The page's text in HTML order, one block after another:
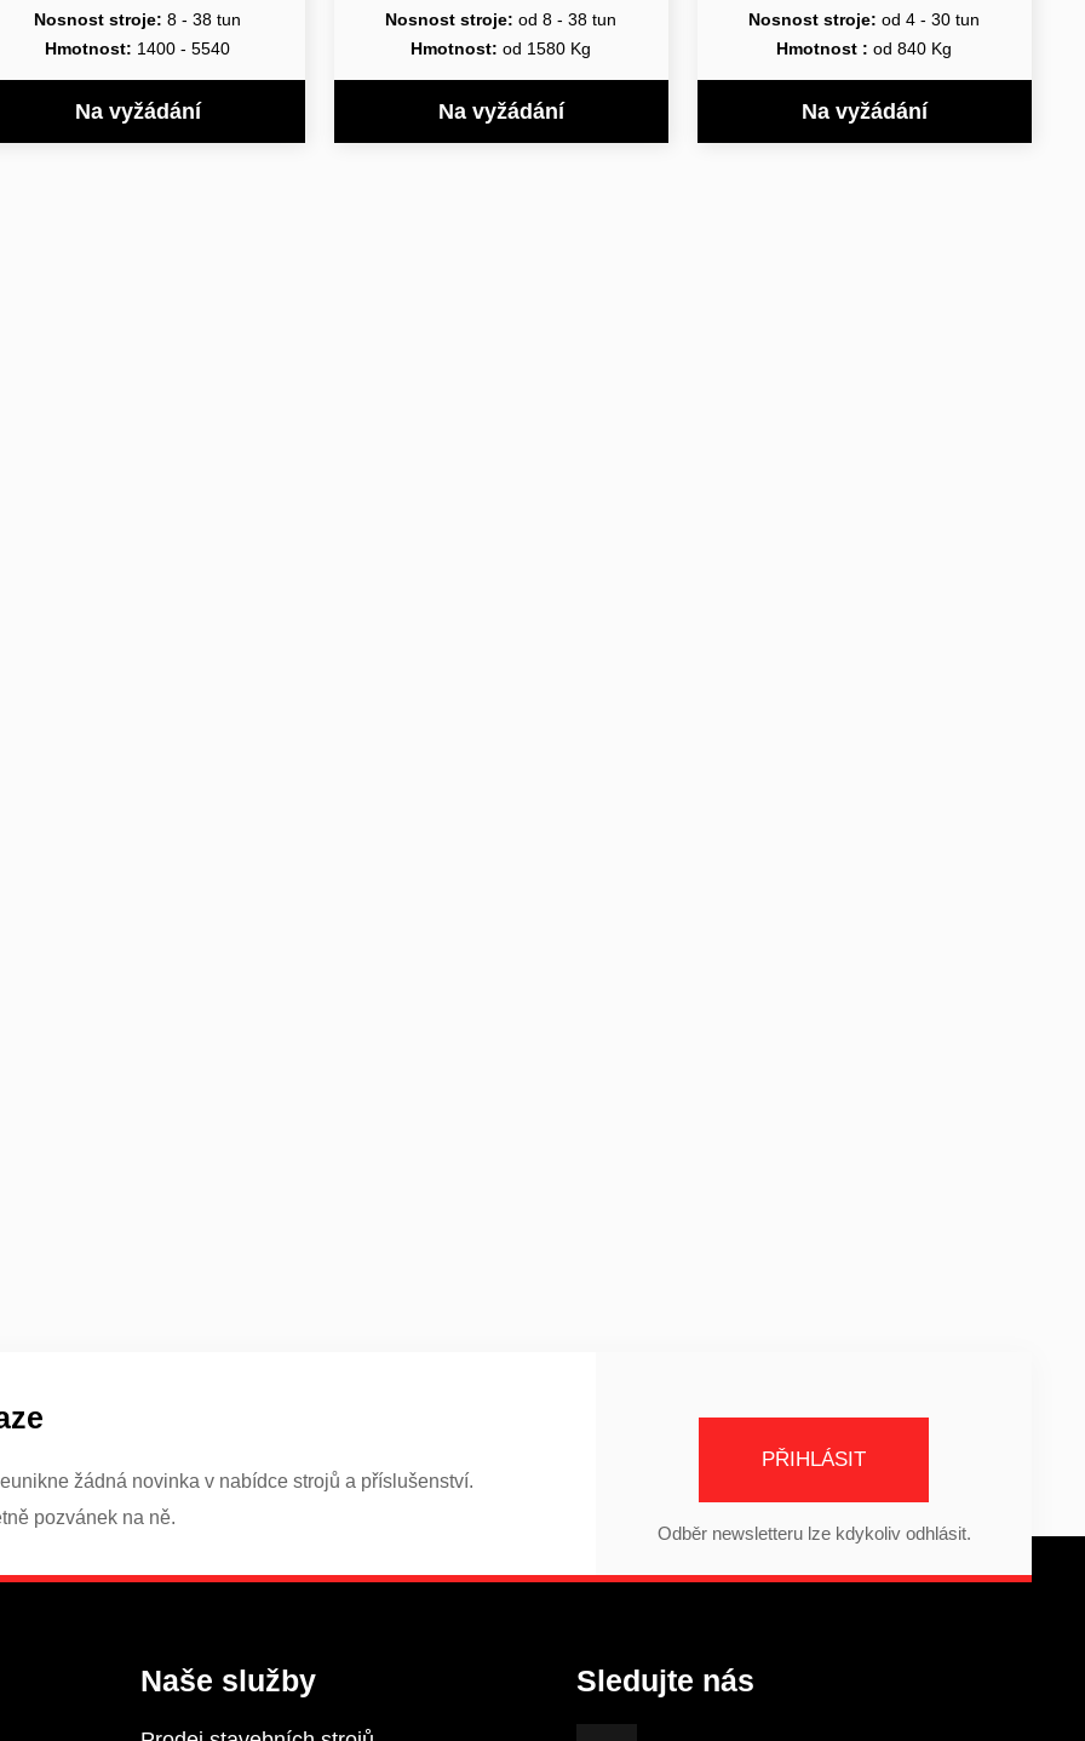
Nosnost stroje: 8 - 38 tun
Hmotnost: 1400 - 5540
Na vyžádání
Nosnost stroje: od 8 - 38 tun
Hmotnost: od 1580 Kg
Na vyžádání
Nosnost stroje: od 4 - 30 tun
Hmotnost : od 840 Kg
Na vyžádání
žádná novinka v nabídce strojů a příslušenství.
pozvánek na ně.
PŘIHLÁSIT
Odběr newsletteru lze kdykoliv odhlásit.
Naše služby Sledujte nás